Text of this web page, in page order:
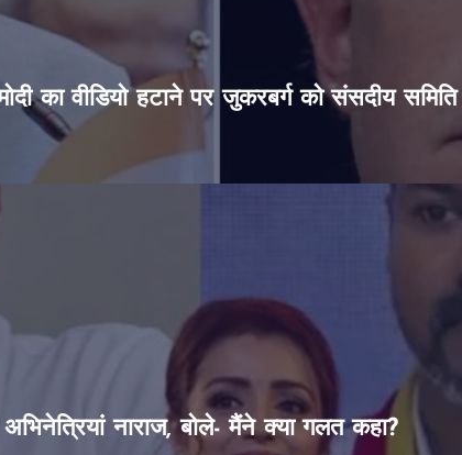
मोदी का वीडियो हटाने पर जुकरबर्ग को संसदीय
नाराज, बोले- मैंने क्या गलत कहा?